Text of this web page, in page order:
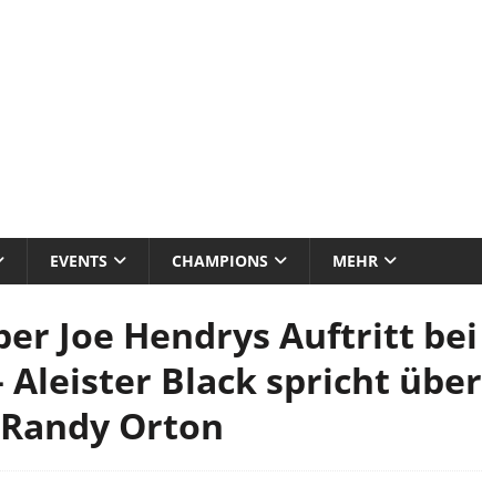
EVENTS CHAMPIONS MEHR
Joe Hendrys Auftritt bei
Aleister Black spricht über
Orton